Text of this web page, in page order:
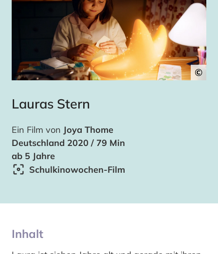
©
Lauras Stern
Ein Film von Joya Thome
Deutschland 2020 / 79 Min
ab 5 Jahre
Schulkinowochen-Film
Inhalt